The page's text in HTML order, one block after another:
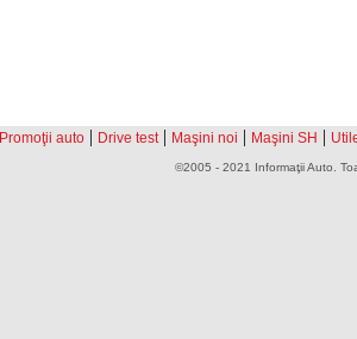
Promoţii auto | Drive test | Maşini noi | Maşini SH |
©2005 - 2021 Informaţii Auto.